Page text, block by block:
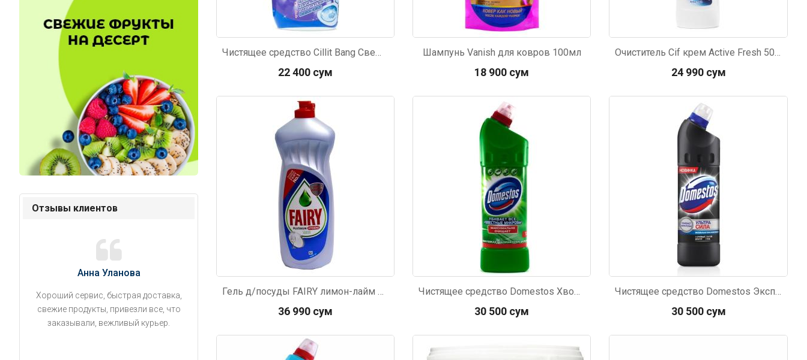
Отзывы клиентов
Анна Уланова
Хороший сервис, быстрая доставка,
свежие продукты, привезли все, что
заказывали, вежливый курьер.
Продукты привезли в указанное
время. Занесли на 5 этаж без лифта,
упаковано, свежее и вкусное.
Ольга Кузяева
Лежу в больнице, сделала заказ, все
Тимур B.Д.
Вежливый и отзывчивый персонал.
Оформляют заказ и доставляют
и овощи. Мясо свежее. Очень
доволен. Буду покупать ещё.
Чистящее средство Cillit Bang Свежесть океана Антиналет и Блеск для туалета 450мл
22 400 сум
Шампунь Vanish для ковров 100мл
18 900 сум
Очиститель Cif крем Active Fresh 500мл
24 990 сум
Код: 5424
Гель д/посуды FAIRY лимон-лайм 750мл
36 990 сум
Чистящее средство Domestos Хвойная свежесть 1л
30 500 сум
Чистящее средство Domestos Эксперт сила-7 1л
30 500 сум